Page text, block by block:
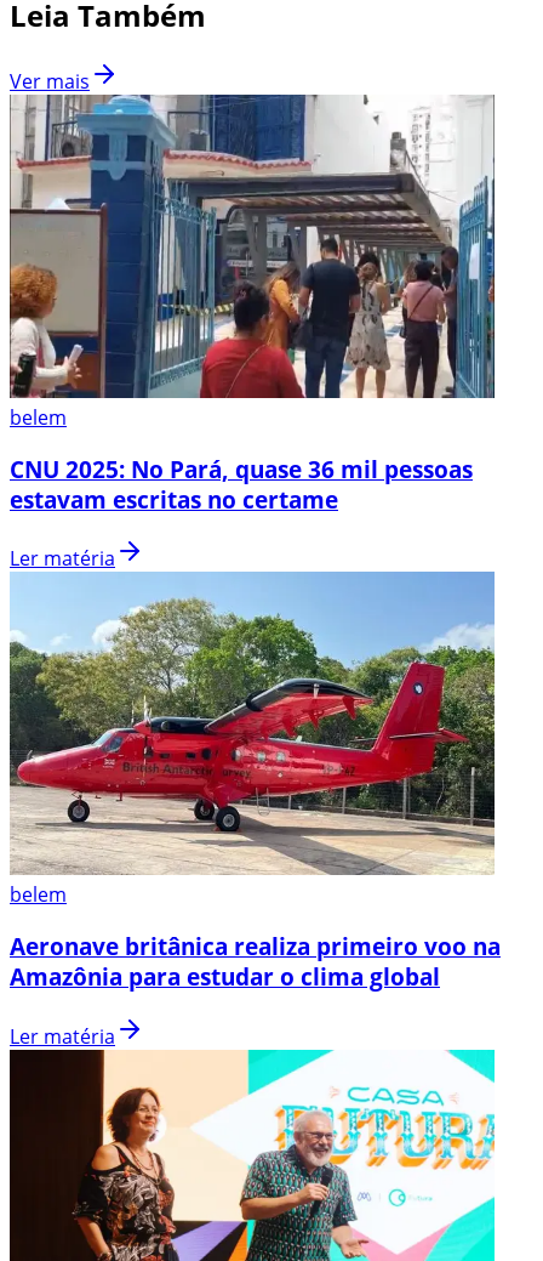
Leia Também
Ver mais
belem
CNU 2025: No Pará, quase 36 mil pessoas
estavam escritas no certame
Ler matéria
belem
Aeronave britânica realiza primeiro voo na
Amazônia para estudar o clima global
Ler matéria